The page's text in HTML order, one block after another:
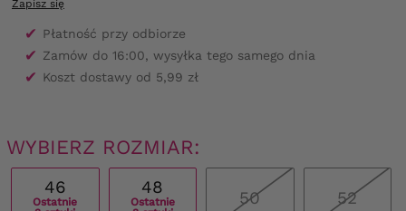
Zapisz się
✔ Płatność przy odbiorze
✔ Zamów do 16:00, wysyłka tego samego dnia
✔ Koszt dostawy od 5,99 zł
WYBIERZ ROZMIAR:
46
Ostatnie
48
Ostatnie
50 52